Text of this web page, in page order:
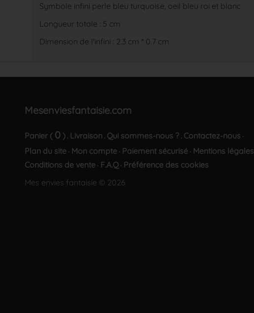
Symbole infini perle bleu turquoise, oeil bleu roi et blanc
Longueur totale : 5 cm
Dimension de l'infini : 2.3 cm * 0.7 cm
Mesenviesfantaisie.com
Panier ( 0 ) . Livraison . Qui sommes-nous ? . Contactez-nous ·
Plan du site · Mon compte · Paiement sécurisé · Mentions légales
Conditions de vente · F.A.Q · Préférence des cookies
Mes envies fantaisie © 2026